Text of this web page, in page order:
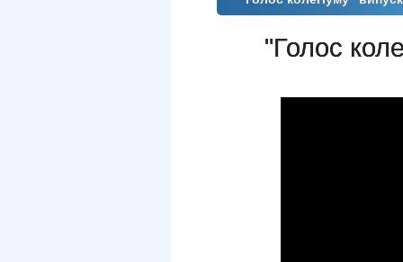
"Голос